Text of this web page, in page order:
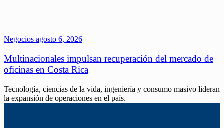
Negocios agosto 6, 2026
Multinacionales impulsan recuperación del mercado de
oficinas en Costa Rica
Tecnología, ciencias de la vida, ingeniería y consumo masivo lideran
la expansión de operaciones en el país.